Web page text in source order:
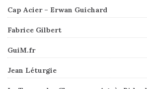
Cap Acier – Erwan Guichard
Fabrice Gilbert
GuiM.fr
Jean Léturgie